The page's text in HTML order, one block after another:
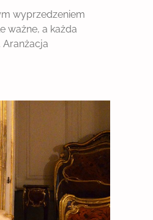
wyprzedzeniem
ważne, a każda
Aranżacja